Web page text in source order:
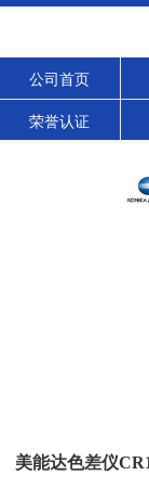
公司首页
荣誉认证
美能达色差仪